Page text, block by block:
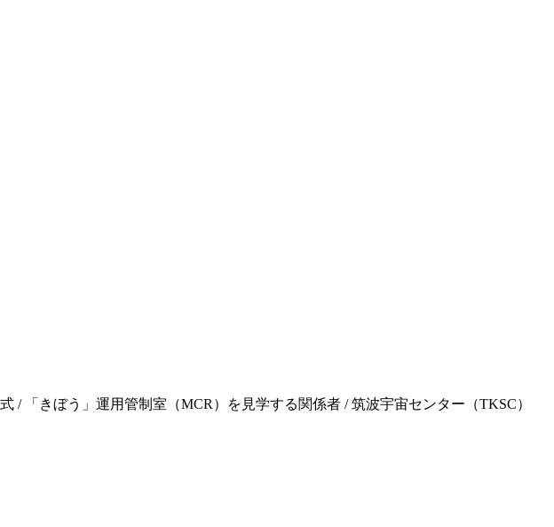
「きぼう」運用管制室（MCR）を見学する関係者 / 筑波宇宙センター（TKSC）